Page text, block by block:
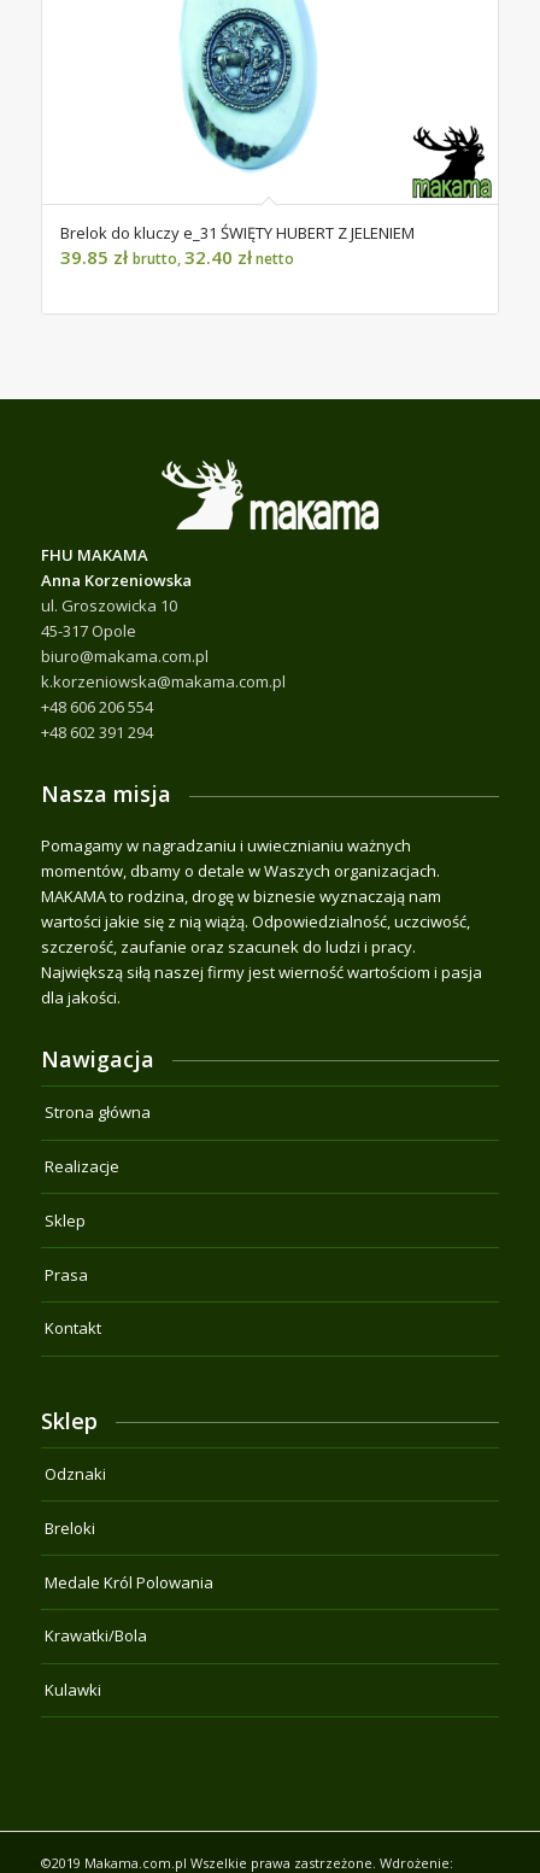
Brelok do kluczy e_31 ŚWIĘTY HUBERT Z JELENIEM
39.85 zł brutto,32.40 złnetto
FHU MAKAMA
Anna Korzeniowska
ul. Groszowicka 10
45-317 Opole
biuro@makama.com.pl
k.korzeniowska@makama.com.pl
+48 606 206 554
+48 602 391 294
Nasza misja
Pomagamy w nagradzaniu i uwiecznianiu ważnych
momentów, dbamy o detale w Waszych organizacjach.
MAKAMA to rodzina, drogę w biznesie wyznaczają nam
wartości jakie się z nią wiążą. Odpowiedzialność, uczciwość,
szczerość, zaufanie oraz szacunek do ludzi i pracy.
Największą siłą naszej firmy jest wierność wartościom i pasja
dla jakości.
Nawigacja
Strona główna
Realizacje
Sklep
Prasa
Kontakt
Sklep
Odznaki
Breloki
Medale Król Polowania
Krawatki/Bola
Kulawki
©2019 Makama.com.pl Wszelkie prawa zastrzeżone. Wdrożenie: